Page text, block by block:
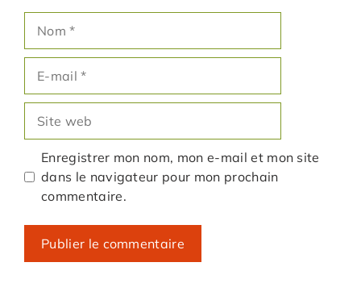
mail
web
Enregistrer mon nom, mon e-mail et mon site
dans le navigateur pour mon prochain
commentaire.